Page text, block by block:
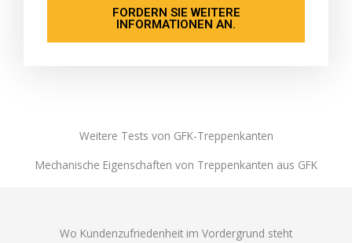
FORDERN SIE WEITERE
INFORMATIONEN AN.
Weitere Tests von GFK-Treppenkanten
Mechanische Eigenschaften von Treppenkanten aus GFK
Wo Kundenzufriedenheit im Vordergrund steht